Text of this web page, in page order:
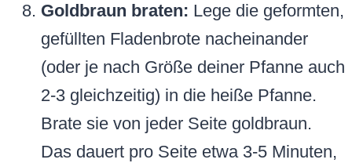
Goldbraun braten: Lege die geformten,
gefüllten Fladenbrote nacheinander
(oder je nach Größe deiner Pfanne auch
2-3 gleichzeitig) in die heiße Pfanne.
Brate sie von jeder Seite goldbraun.
Das dauert pro Seite etwa 3-5 Minuten,